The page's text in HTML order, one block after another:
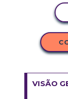
VISÃO